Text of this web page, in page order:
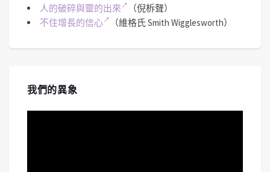
人的破碎與靈的出來
（倪柝聲）
不住增長的信心
（維格氏 Smith Wigglesworth）
我們的異象